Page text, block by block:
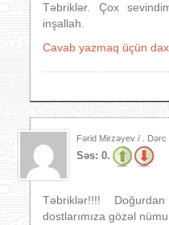
Təbriklər. Çox
inşallah.
Cavab yazmaq üçün
Fərid Mirzəyev / . Dərc
Səs: 0.
Təbriklər!!!!
dostlarımıza gözəl